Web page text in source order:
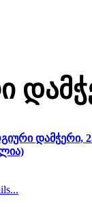
დამჭერი,